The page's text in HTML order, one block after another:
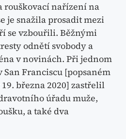
rouškovací nařízení na
je snažila prosadit mezi
se vzbouřili. Běžnými
odnětí svobody a
v novinách. Při jednom
Franciscu [popsaném
března 2020] zastřelil
úřadu muže,
a také dva